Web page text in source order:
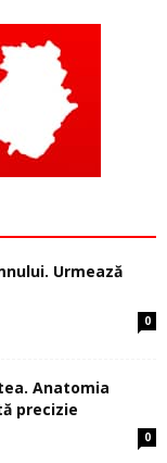
Urmează
0
Anatomia
precizie
0